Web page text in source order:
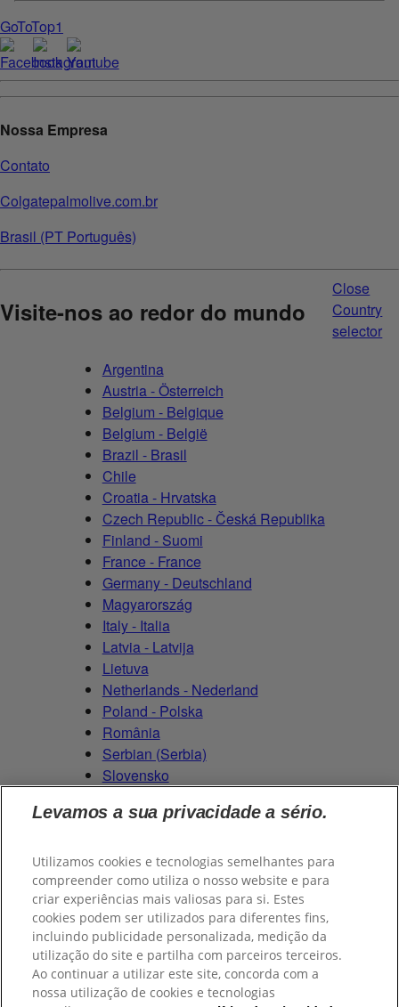
GoToTop1
Nossa Empresa
Contato
Colgatepalmolive.com.br
Brasil (PT Português)
Visite-nos ao redor do mundo
Close
Country
selector
Argentina
Austria - Österreich
Belgium - Belgique
Belgium - België
Brazil - Brasil
Chile
Croatia - Hrvatska
Czech Republic - Česká Republika
Finland - Suomi
France - France
Germany - Deutschland
Magyarország
Italy - Italia
Latvia - Latvija
Lietuva
Netherlands - Nederland
Poland - Polska
România
Serbian (Serbia)
Slovensko
Switzerland (Schweiz)
© 2026Colgate-Palmolive Company. Todos os direitos
reservados.
Levamos a sua privacidade a sério.
Utilizamos cookies e tecnologias semelhantes para
compreender como utiliza o nosso website e para
criar experiências mais valiosas para si. Estes
cookies podem ser utilizados para diferentes fins,
incluindo publicidade personalizada, medição da
utilização do site e partilha com parceiros terceiros.
Ao continuar a utilizar este site, concorda com a
nossa utilização de cookies e tecnologias